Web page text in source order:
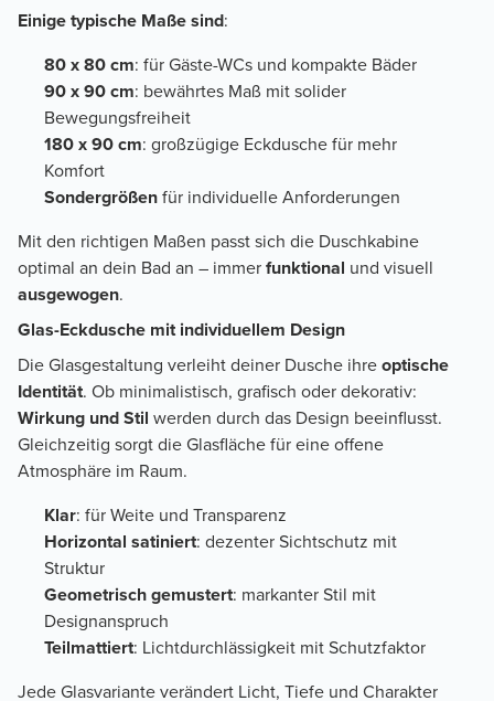
Einige typische Maße sind:
80 x 80 cm: für Gäste-WCs und kompakte Bäder
90 x 90 cm: bewährtes Maß mit solider
Bewegungsfreiheit
180 x 90 cm: großzügige Eckdusche für mehr
Komfort
Sondergrößenfür individuelle Anforderungen
Mit den richtigen Maßen passt sich die Duschkabine
optimal an dein Bad an – immerfunktional und visuell
ausgewogen.
Glas-Eckdusche mit individuellem Design
Die Glasgestaltung verleiht deiner Dusche ihreoptische
Identität. Ob minimalistisch, grafisch oder dekorativ:
Wirkung und Stil werden durch das Design beeinflusst.
Gleichzeitig sorgt die Glasfläche für eine offene
Atmosphäre im Raum.
Klar: für Weite und Transparenz
Horizontal satiniert: dezenter Sichtschutz mit
Struktur
Geometrisch gemustert: markanter Stil mit
Designanspruch
Teilmattiert: Lichtdurchlässigkeit mit Schutzfaktor
Jede Glasvariante verändert Licht, Tiefe und Charakter